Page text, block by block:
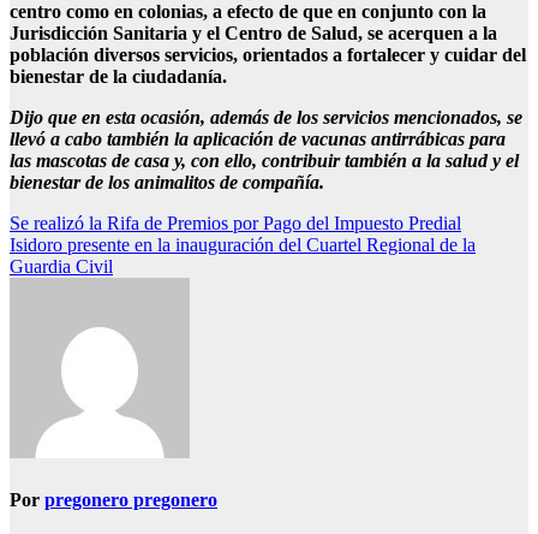
centro como en colonias, a efecto de que en conjunto con la
Jurisdicción Sanitaria y el Centro de Salud, se acerquen a la
población diversos servicios, orientados a fortalecer y cuidar del
bienestar de la ciudadanía.
Dijo que en esta ocasión, además de los servicios mencionados, se
llevó a cabo también la aplicación de vacunas antirrábicas para
las mascotas de casa y, con ello, contribuir también a la salud y el
bienestar de los animalitos de compañía.
Navegación
de
Se realizó la Rifa de Premios por Pago del Impuesto Predial
Isidoro presente en la inauguración del Cuartel Regional de la
Guardia Civil
Por pregonero pregonero